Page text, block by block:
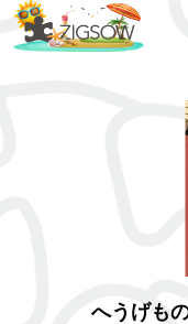
へうげも